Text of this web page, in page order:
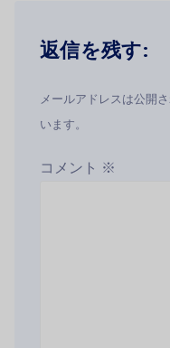
返信を残す:
メールアドレスは公開
います。
コメント ※